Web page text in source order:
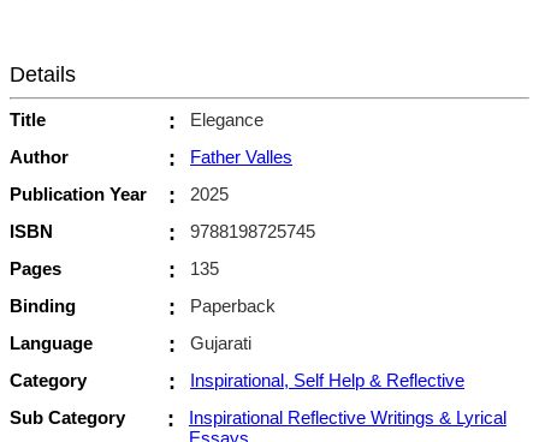
Details
Title :
Elegance
Author
:
Father Valles
Publication Year
:
2025
ISBN
:
9788198725745
Pages
:
135
Binding
:
Paperback
Language
:
Gujarati
Category
:
Inspirational, Self Help & Reflective
Sub Category
:
Inspirational Reflective Writings & Lyrical
Essays